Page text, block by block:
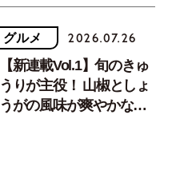
グルメ 2026.07.26
【新連載Vol.1】旬のきゅ
うりが主役！ 山椒としょ
うがの風味が爽やかな、